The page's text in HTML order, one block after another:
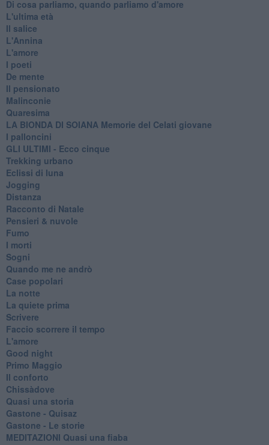
Di cosa parliamo, quando parliamo d'amore
L'ultima età
Il salice
L'Annina
L'amore
I poeti
De mente
Il pensionato
Malinconie
Quaresima
LA BIONDA DI SOIANA Memorie del Celati giovane
I palloncini
GLI ULTIMI - Ecco cinque
Trekking urbano
Eclissi di luna
Jogging
Distanza
Racconto di Natale
Pensieri & nuvole
Fumo
I morti
Sogni
Quando me ne andrò
Case popolari
La notte
La quiete prima
Scrivere
Faccio scorrere il tempo
L'amore
Good night
Primo Maggio
Il conforto
Chissàdove
Quasi una storia
Gastone - Quisaz
Gastone - Le storie
MEDITAZIONI Quasi una fiaba